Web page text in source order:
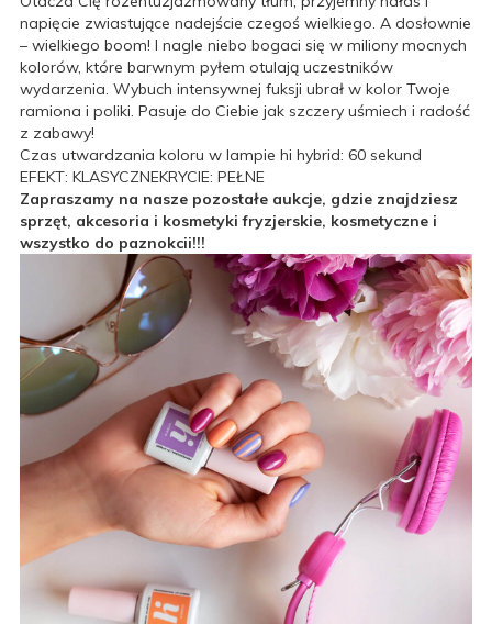
napięcie zwiastujące nadejście czegoś wielkiego. A dosłownie
– wielkiego boom! I nagle niebo bogaci się w miliony mocnych
kolorów, które barwnym pyłem otulają uczestników
wydarzenia. Wybuch intensywnej fuksji ubrał w kolor Twoje
ramiona i poliki. Pasuje do Ciebie jak szczery uśmiech i radość
z zabawy!
Czas utwardzania koloru w lampie hi hybrid: 60 sekund
EFEKT: KLASYCZNEKRYCIE: PEŁNE
Zapraszamy na nasze pozostałe aukcje, gdzie znajdziesz
sprzęt, akcesoria i kosmetyki fryzjerskie, kosmetyczne i
wszystko do paznokcii!!!